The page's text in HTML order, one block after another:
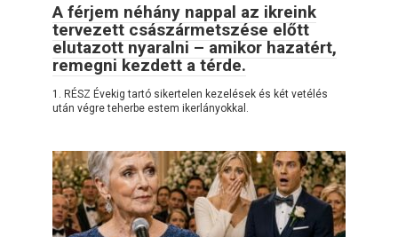
A férjem néhány nappal az ikreink
tervezett császármetszése előtt
elutazott nyaralni – amikor hazatért,
remegni kezdett a térde.
1. RÉSZ Évekig tartó sikertelen kezelések és két vetélés
után végre teherbe estem ikerlányokkal.